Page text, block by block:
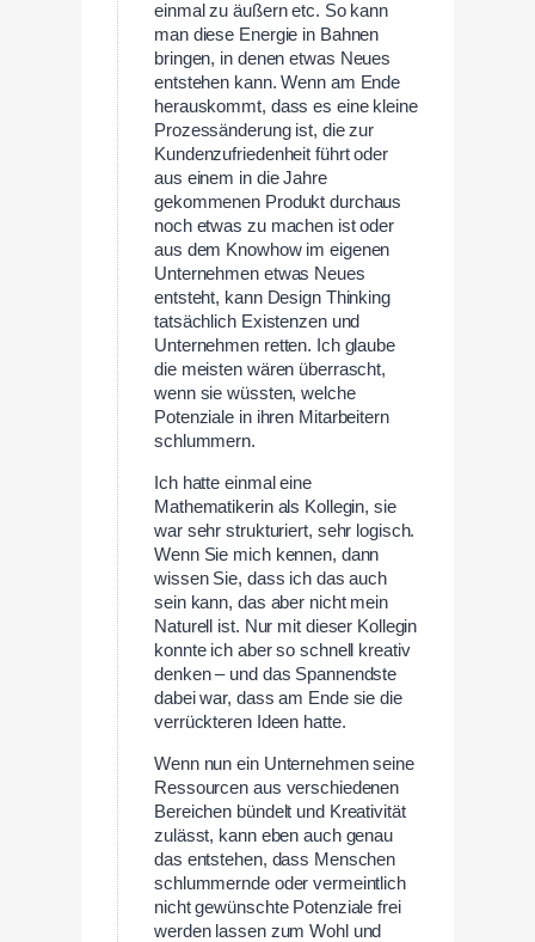
einmal zu äußern etc. So kann
man diese Energie in Bahnen
bringen, in denen etwas Neues
entstehen kann. Wenn am Ende
herauskommt, dass es eine kleine
Prozessänderung ist, die zur
Kundenzufriedenheit führt oder
aus einem in die Jahre
gekommenen Produkt durchaus
noch etwas zu machen ist oder
aus dem Knowhow im eigenen
Unternehmen etwas Neues
entsteht, kann Design Thinking
tatsächlich Existenzen und
Unternehmen retten. Ich glaube
die meisten wären überrascht,
wenn sie wüssten, welche
Potenziale in ihren Mitarbeitern
schlummern.
Ich hatte einmal eine
Mathematikerin als Kollegin, sie
war sehr strukturiert, sehr logisch.
Wenn Sie mich kennen, dann
wissen Sie, dass ich das auch
sein kann, das aber nicht mein
Naturell ist. Nur mit dieser Kollegin
konnte ich aber so schnell kreativ
denken – und das Spannendste
dabei war, dass am Ende sie die
verrückteren Ideen hatte.
Wenn nun ein Unternehmen seine
Ressourcen aus verschiedenen
Bereichen bündelt und Kreativität
zulässt, kann eben auch genau
das entstehen, dass Menschen
schlummernde oder vermeintlich
nicht gewünschte Potenziale frei
werden lassen zum Wohl und